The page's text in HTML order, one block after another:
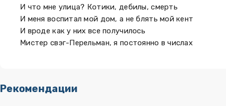
И что мне улица? Котики, дебилы, смерть
И меня воспитал мой дом, а не блять мой кент
И вроде как у них все получилось
Мистер свэг-Перельман, я постоянно в числах
Рекомендации